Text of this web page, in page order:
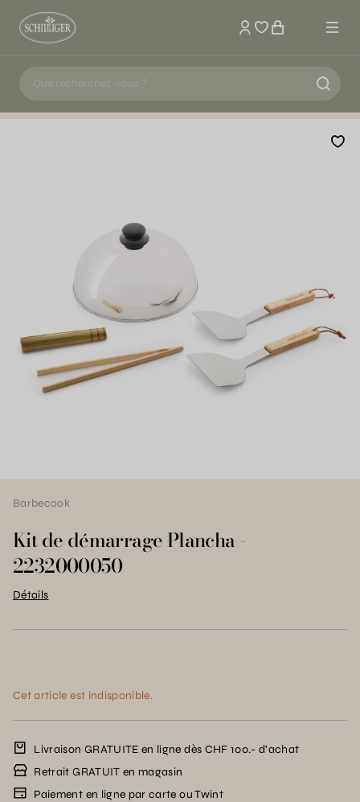
Mon compte
Barbecook
Kit de démarrage Plancha -
2232000050
Détails
Cet article est indisponible.
Livraison GRATUITE en ligne dès CHF 100.- d’achat
Retrait GRATUIT en magasin
Paiement en ligne par carte ou Twint